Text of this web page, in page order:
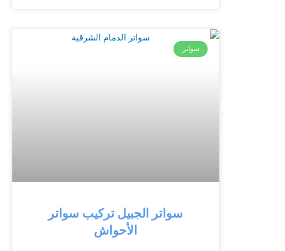
سواتر
سواتر الجبيل تركيب سواتر
الأحواش